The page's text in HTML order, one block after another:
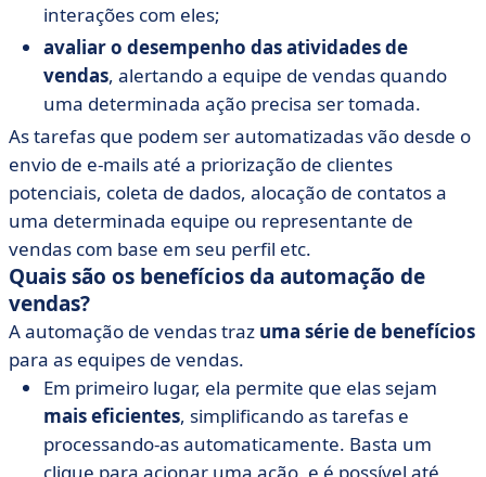
interações com eles;
avaliar o desempenho das atividades de
vendas, alertando a equipe de vendas quando
uma determinada ação precisa ser tomada.
As tarefas que podem ser automatizadasvão desde o
envio de e-mails até a priorização de clientes
potenciais, coleta de dados, alocação de contatos a
uma determinada equipe ou representante de
vendas com base em seu perfil etc.
Quais são os benefícios da automação de
vendas?
A automação de vendas traz uma série de benefícios
para as equipes de vendas.
Em primeiro lugar, ela permite que elas sejam
mais eficientes, simplificando as tarefas e
processando-as automaticamente. Basta um